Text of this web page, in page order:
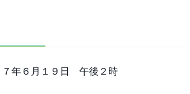
年６月１９日 午後２時